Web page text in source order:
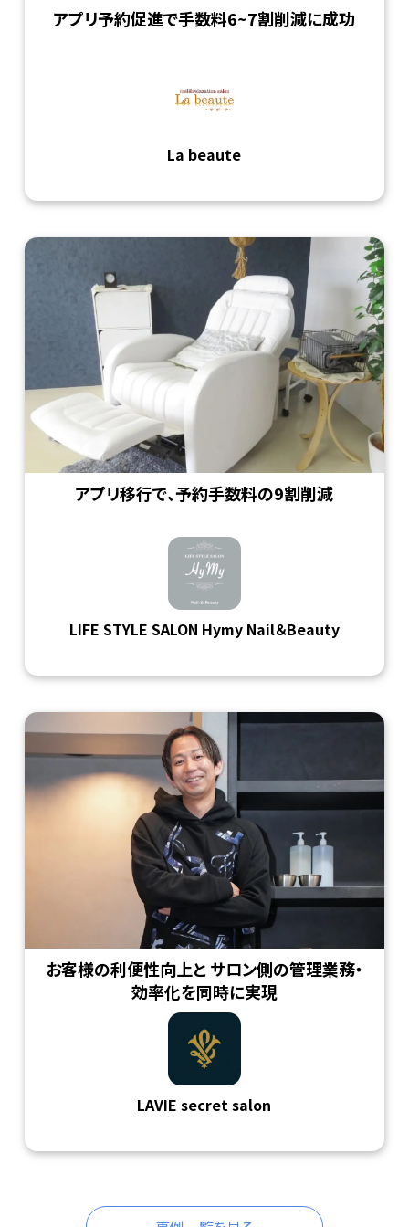
アプリ予約促進で手数料6~7割削減に成功
La beaute
アプリ移行で、予約手数料の9割削減
LIFE STYLE SALON Hymy Nail＆Beauty
お客様の利便性向上と サロン側の管理業務・
効率化を同時に実現
LAVIE secret salon